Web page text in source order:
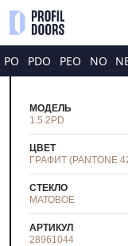
PO PDO PEO NO
МОДЕЛЬ
1.5.2PD
ЦВЕТ
ГРАФИТ (PANTONE
СТЕКЛО
МАТОВОЕ
АРТИКУЛ
28961044